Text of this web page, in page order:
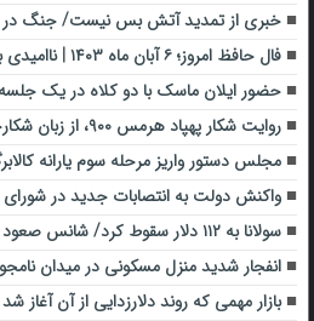
خبری از تمدید آتش بس نیست/ جنگ در
فال حافظ امروز؛ ۶ آبان ماه ۱۴۰۳ | ناامیدی باعث پریشانی شما می شود
حضور ایلان ماسک با دو کلاه در یک جلسه
روایت شکار پهپاد هرمس ۹۰۰، از زبان شکارچی این پرنده
مجلس دستور واریز مرحله سوم یارانه
واکنش دولت به انتصابات جدید در شورای
سولانا به ۱۱۲ دلار سقوط کرد/ شانس صعود وجود دارد؟
انفجار شدید منزل مسکونی در میدان
بازار مهمی که روند دلارزدایی از آن آغاز شد